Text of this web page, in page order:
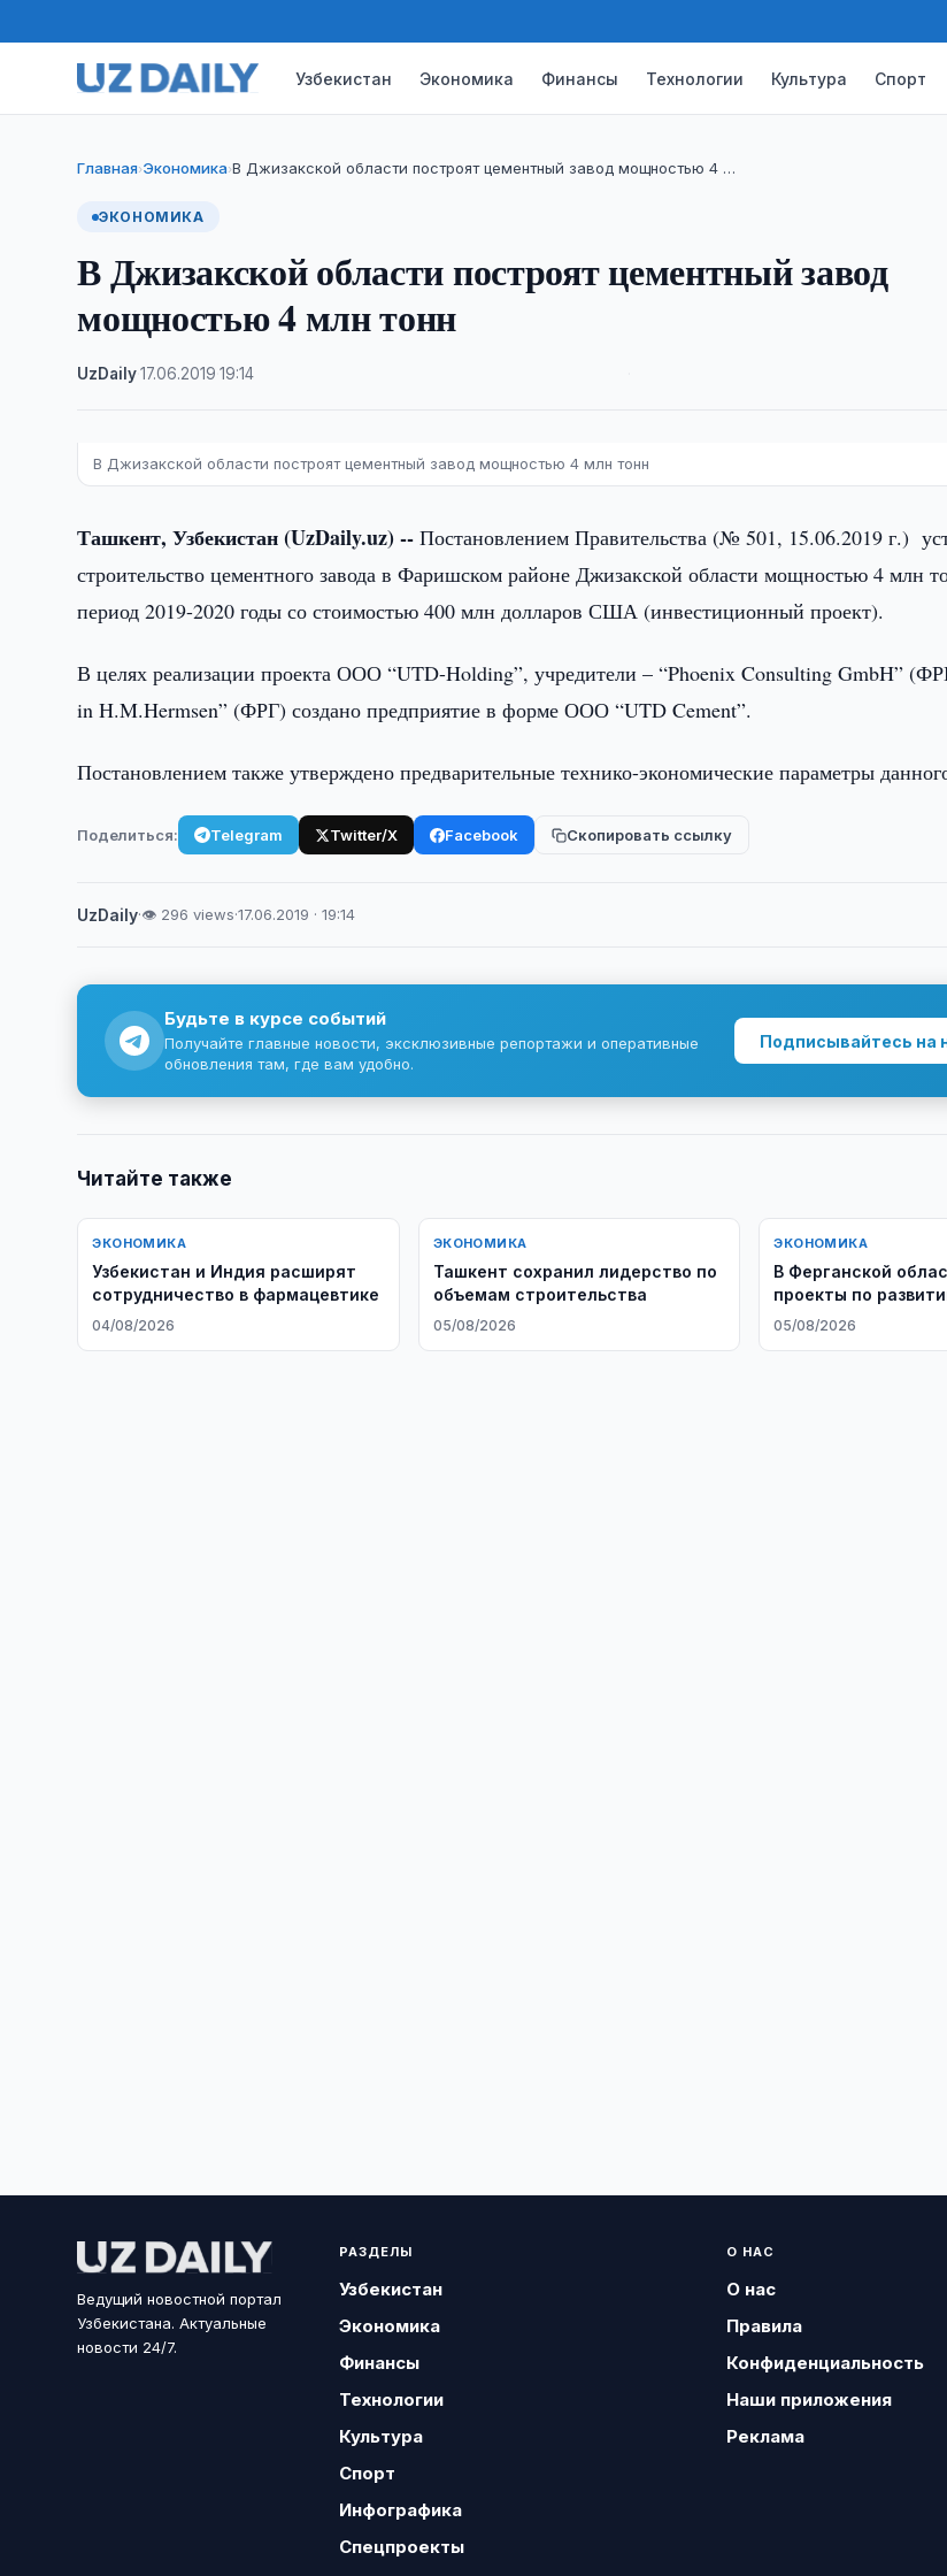
Узбекистан Экономика Финансы Технологии Культура Спорт
Главная›Экономика›В Джизакской области построят цементный завод мощностью 4 …
ЭКОНОМИКА
В Джизакской области построят цементный завод
мощностью 4 млн тонн
UzDaily·17.06.2019 ·19:14
В Джизакской области построят цементный завод мощностью 4 млн тонн
Ташкент, Узбекистан (UzDaily.uz) --Постановлением Правительства (№ 501, 15.06.2019 г.)
строительство цементного завода в Фаришском районе Джизакской области мощностью 4 млн
период 2019-2020 годы со стоимостью 400 млн долларов США (инвестиционный проект).
В целях реализации проекта ООО “UTD-Holding”, учредители – “Phoenix Consulting GmbH”
in H.M.Hermsen” (ФРГ) создано предприятие в форме ООО “UTD Cement”.
Постановлением также утверждено предварительные технико-экономические параметры
Поделиться: Telegram Twitter/X Facebook Скопировать ссылку
UzDaily·👁 296 views·17.06.2019 · 19:14
Будьте в курсе событий
Получайте главные новости, эксклюзивные репортажи и оперативные
обновления там, где вам удобно.
Подписывайтесь на
Читайте также
ЭКОНОМИКА
Узбекистан и Индия расширят
сотрудничество в фармацевтике
04/08/2026
ЭКОНОМИКА
Ташкент сохранил лидерство по
объемам строительства
05/08/2026
ЭКОНОМИКА
В Ферганской
проекты по
водоснабжения
05/08/2026
Ведущий новостной портал
Узбекистана. Актуальные
новости 24/7.
РАЗДЕЛЫ
Узбекистан
Экономика
Финансы
Технологии
Культура
Спорт
Инфографика
Спецпроекты
О НАС
О нас
Правила
Конфиденциальность
Наши приложения
Реклама